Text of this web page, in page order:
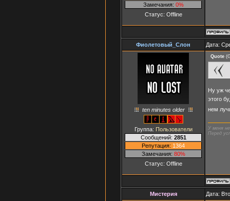
Замечания: 0%
Статус: Offline
Фиолетовый_Слон Дата:
ten minutes older
Группа: Пользователи
Сообщений: 2851
Репутация: 1364
Замечания: 80%
Статус: Offline
Quote (
Ну уж
этого
нем
У меня
Перед
Мистерия Дата: